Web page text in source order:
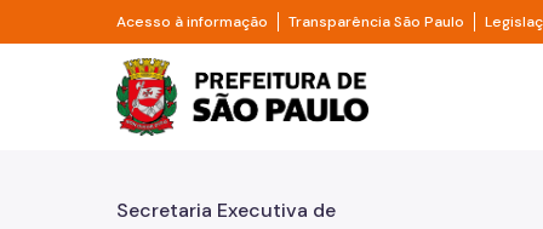
Pular para o Conteúdo principal
Acesso à informação Divisor de acesso à informação
Transparência São Paulo Divisor
Prefeitura de São
Secretaria Executiva de